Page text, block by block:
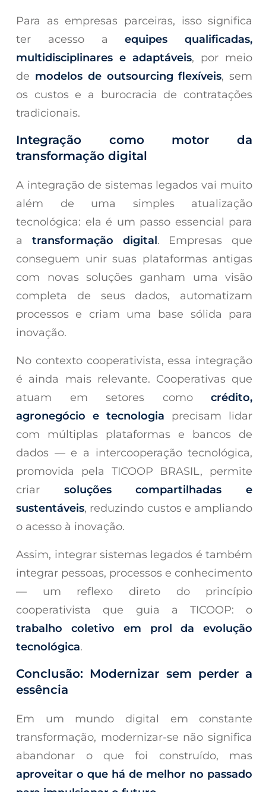
Para as empresas parceiras, isso significa
ter acesso aequipes qualificadas,
multidisciplinares e adaptáveis, por meio
de modelos de outsourcing flexíveis, sem
os custos e a burocracia de contratações
tradicionais.
Integração como motor da
transformação digital
A integração de sistemas legados vai muito
além de uma simples atualização
tecnológica: ela é um passo essencial para
a transformação digital. Empresas que
conseguem unir suas plataformas antigas
com novas soluções ganham uma visão
completa de seus dados, automatizam
processos e criam uma base sólida para
inovação.
No contexto cooperativista, essa integração
é ainda mais relevante. Cooperativas que
atuam em setores comocrédito,
agronegócio e tecnologia precisam lidar
com múltiplas plataformas e bancos de
dados — e a intercooperação tecnológica,
promovida pela TICOOP BRASIL, permite
criar soluções compartilhadas e
sustentáveis, reduzindo custos e ampliando
o acesso à inovação.
Assim, integrar sistemas legados é também
integrar pessoas, processos e conhecimento
— um reflexo direto do princípio
cooperativista que guia a TICOOP: o
trabalho coletivo em prol da evolução
tecnológica.
Conclusão: Modernizar sem perder a
essência
Em um mundo digital em constante
transformação, modernizar-se não significa
abandonar o que foi construído, mas
aproveitar o que há de melhor no passado